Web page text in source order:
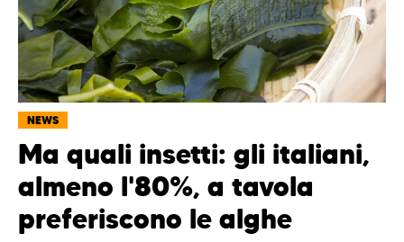
NEWS
Ma quali insetti: gli italiani,
almeno l'80%, a tavola
preferiscono le alghe